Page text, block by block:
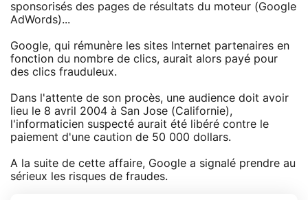
sponsorisés des pages de résultats du moteur (Google
AdWords)...
Google, qui rémunère les sites Internet partenaires en
fonction du nombre de clics, aurait alors payé pour
des clics frauduleux.
Dans l'attente de son procès, une audience doit avoir
lieu le 8 avril 2004 à San Jose (Californie),
l'informaticien suspecté aurait été libéré contre le
paiement d'une caution de 50 000 dollars.
A la suite de cette affaire, Google a signalé prendre au
sérieux les risques de fraudes.